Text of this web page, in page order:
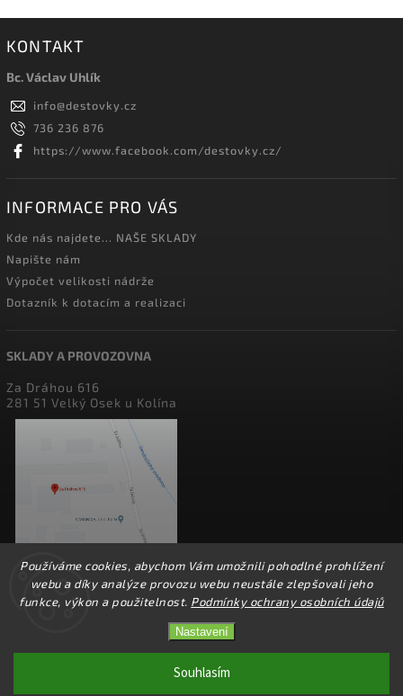
Používáme cookies, abychom Vám umožnili pohodlné prohlížení
webu a díky analýze provozu webu neustále zlepšovali jeho
funkce, výkon a použitelnost. Podmínky ochrany osobních údajů
Nastavení
Souhlasím
KONTAKT
Bc. Václav Uhlík
info@destovky.cz
736 236 876
https://www.facebook.com/destovky.cz/
INFORMACE PRO VÁS
Kde nás najdete... NAŠE SKLADY
Napište nám
Výpočet velikosti nádrže
Dotazník k dotacím a realizaci
SKLADY A PROVOZOVNA
Za Dráhou 616
281 51 Velký Osek u Kolína
perfect factory. Všechna práva vyhrazena.
Upravit nastavení cookies